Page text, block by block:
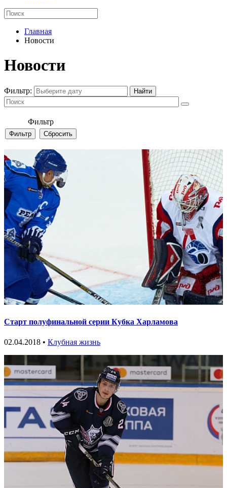
Главная
Новости
Новости
Фильтр:
Фильтр
Старт полуфинальной серии Кубка Харламова
02.04.2018 • Клубная жизнь